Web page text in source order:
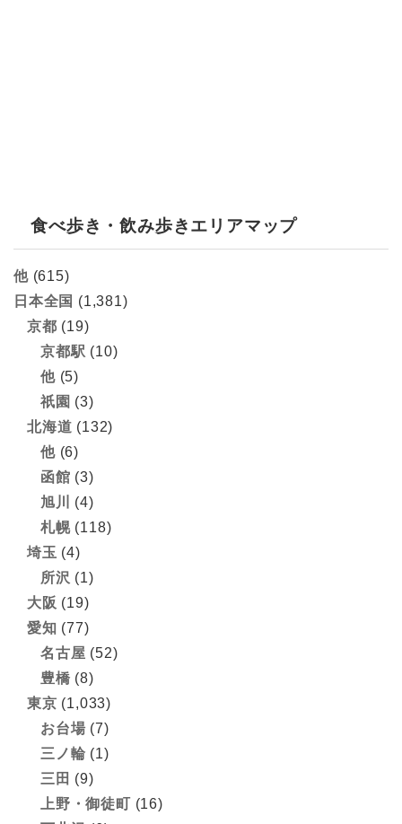
食べ歩き・飲み歩きエリアマップ
他(615)
日本全国 (1,381)
京都 (19)
京都駅 (10)
他(5)
祇園 (3)
北海道 (132)
他(6)
函館 (3)
旭川
(4)
札幌(118)
埼玉 (4)
所沢 (1)
大阪 (19)
愛知 (77)
名古屋 (52)
豊橋 (8)
東京 (1,033)
お台場 (7)
三ノ輪 (1)
三田 (9)
上野・御徒町 (16)